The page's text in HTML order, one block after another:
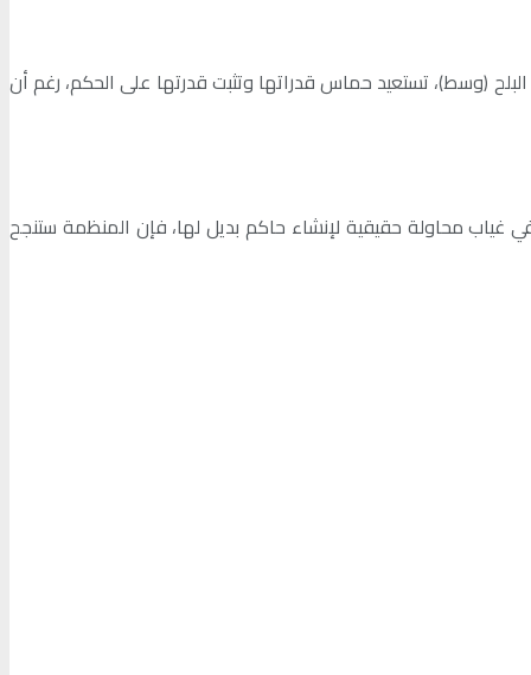
(وسط)، تستعيد حماس قدراتها وتثبت قدرتها على الحكم، رغم أن
غياب محاولة حقيقية لإنشاء حاكم بديل لها، فإن المنظمة ستنجح